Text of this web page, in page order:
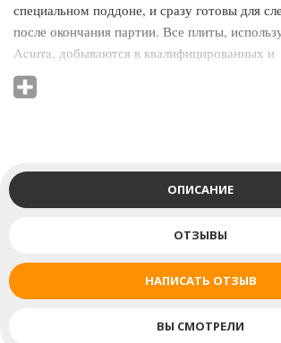
специальном поддоне, и сразу готовы для
после окончания партии. Все плиты,
Acurra, добываются в квалифицированных и
сертифицированных карьерах. Точно
Rasson толщиной 25 мм шлифуется до
выравнивание плиты имеет 18
идеально ровной игровой поверхности.
использованием специального процесса
бортовая резина Rasson K55 гарантирует
ламинатом высокого давления, что
ОПИСАНИЕ
ОТЗЫВЫ
НАПИСАТЬ ОТЗЫВ
ВЫ СМОТРЕЛИ